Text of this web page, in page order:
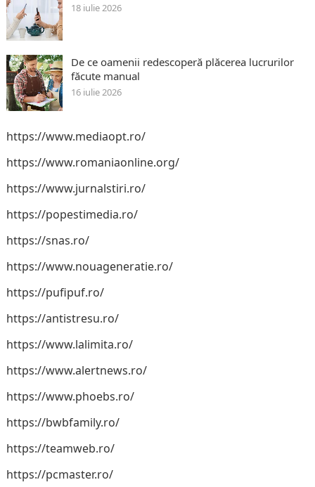
18 iulie 2026
De ce oamenii redescoperă plăcerea lucrurilor
făcute manual
16 iulie 2026
https://www.mediaopt.ro/
https://www.romaniaonline.org/
https://www.jurnalstiri.ro/
https://popestimedia.ro/
https://snas.ro/
https://www.nouageneratie.ro/
https://pufipuf.ro/
https://antistresu.ro/
https://www.lalimita.ro/
https://www.alertnews.ro/
https://www.phoebs.ro/
https://bwbfamily.ro/
https://teamweb.ro/
https://pcmaster.ro/